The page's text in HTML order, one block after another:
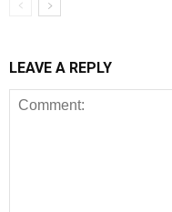
LEAVE A REPLY